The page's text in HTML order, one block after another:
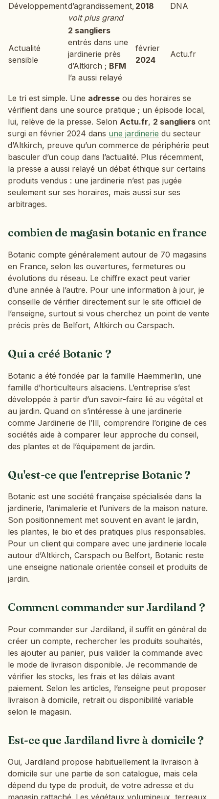
Développementd’agrandissement,
voit plus grand
2018 DNA
Actualité
sensible
2 sangliers
entrés dans une
jardinerie près
d’Altkirch ; BFM
l’a aussi relayé
février
2024
Actu.fr
Le tri est simple. Une adresse ou des horaires se
vérifient dans une source pratique ; un épisode local,
lui, relève de la presse. Selon Actu.fr, 2 sangliers ont
surgi en février 2024 dans une jardinerie du secteur
d’Altkirch, preuve qu’un commerce de périphérie peut
basculer d’un coup dans l’actualité. Plus récemment,
la presse a aussi relayé un débat éthique sur certains
produits vendus : une jardinerie n’est pas jugée
seulement sur ses horaires, mais aussi sur ses
arbitrages.
combien de magasin botanic en france
Botanic compte généralement autour de 70 magasins
en France, selon les ouvertures, fermetures ou
évolutions du réseau. Le chiffre exact peut varier
d’une année à l’autre. Pour une information à jour, je
conseille de vérifier directement sur le site officiel de
l’enseigne, surtout si vous cherchez un point de vente
précis près de Belfort, Altkirch ou Carspach.
Qui a créé Botanic ?
Botanic a été fondée par la famille Haemmerlin, une
famille d’horticulteurs alsaciens. L’entreprise s’est
développée à partir d’un savoir-faire lié au végétal et
au jardin. Quand on s’intéresse à une jardinerie
comme Jardinerie de l’Ill, comprendre l’origine de ces
sociétés aide à comparer leur approche du conseil,
des plantes et de l’équipement de jardin.
Qu'est-ce que l'entreprise Botanic ?
Botanic est une société française spécialisée dans la
jardinerie, l’animalerie et l’univers de la maison nature.
Son positionnement met souvent en avant le jardin,
les plantes, le bio et des pratiques plus responsables.
Pour un client qui compare avec une jardinerie locale
autour d’Altkirch, Carspach ou Belfort, Botanic reste
une enseigne nationale orientée conseil et produits de
jardin.
Comment commander sur Jardiland ?
Pour commander sur Jardiland, il suffit en général de
créer un compte, rechercher les produits souhaités,
les ajouter au panier, puis valider la commande avec
le mode de livraison disponible. Je recommande de
vérifier les stocks, les frais et les délais avant
paiement. Selon les articles, l’enseigne peut proposer
livraison à domicile, retrait ou disponibilité variable
selon le magasin.
Est-ce que Jardiland livre à domicile ?
Oui, Jardiland propose habituellement la livraison à
domicile sur une partie de son catalogue, mais cela
dépend du type de produit, de votre adresse et du